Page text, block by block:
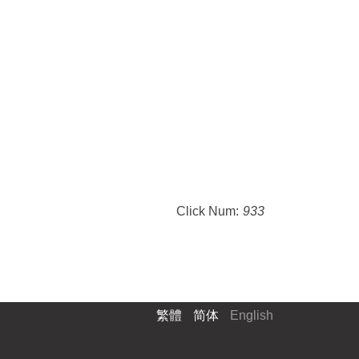
Click Num: 933
繁體 简体 English